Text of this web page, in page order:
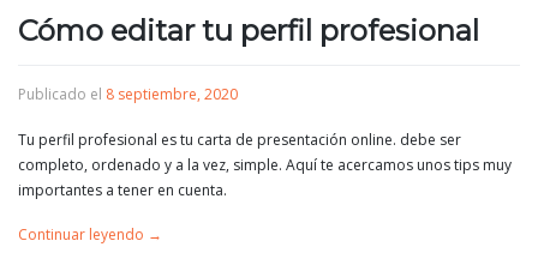
Cómo editar tu perfil profesional
Publicado el 8 septiembre, 2020
Tu perfil profesional es tu carta de presentación online. debe ser
completo, ordenado y a la vez, simple. Aquí te acercamos unos tips muy
importantes a tener en cuenta.
Continuar leyendo →